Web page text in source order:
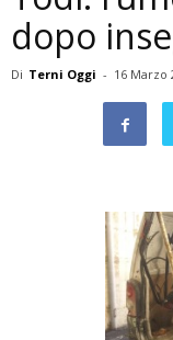
dopo
Di Terni Oggi - 16 Marzo